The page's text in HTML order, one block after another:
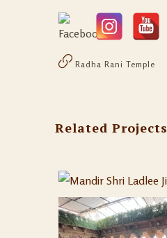
Radha Rani Temple
Related Projects